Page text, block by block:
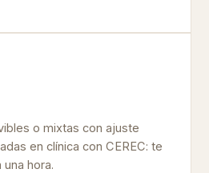
o mixtas con ajuste
en clínica con CEREC: te
hora.